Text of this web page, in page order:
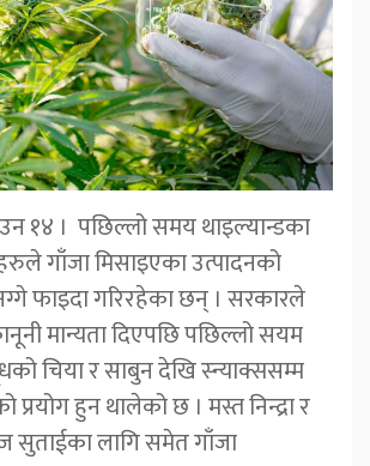
१४ । पछिल्लो समय थाइल्यान्डका
गाँजा मिसाइएका उत्पादनको
फाइदा गरिरहेका छन् । सरकारले
मान्यता दिएपछि पछिल्लो सयम
चिया र साबुन देखि स्न्याक्ससम्म
प्रयोग हुन थालेको छ । मस्त निन्द्रा र
सुताईका लागि समेत गाँजा